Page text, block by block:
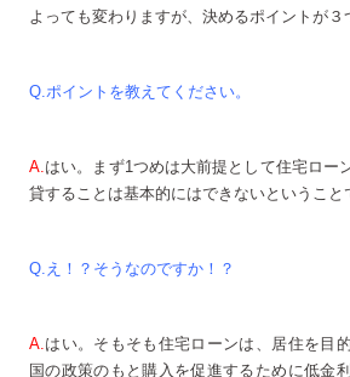
よっても変わりますが、決めるポイントが３
Q.ポイントを教えてください。
A.はい。まず1つめは大前提として住宅ロー
貸することは基本的にはできないということ
Q.え！？そうなのですか！？
A.はい。そもそも住宅ローンは、居住を目
国の政策のもと購入を促進するために低金